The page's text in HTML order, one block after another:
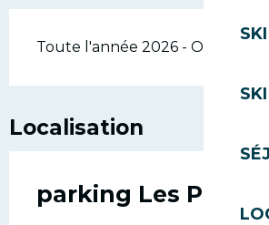
Toute l'année 2026 - Ouvert
Localisation
parking Les Pt'eaux